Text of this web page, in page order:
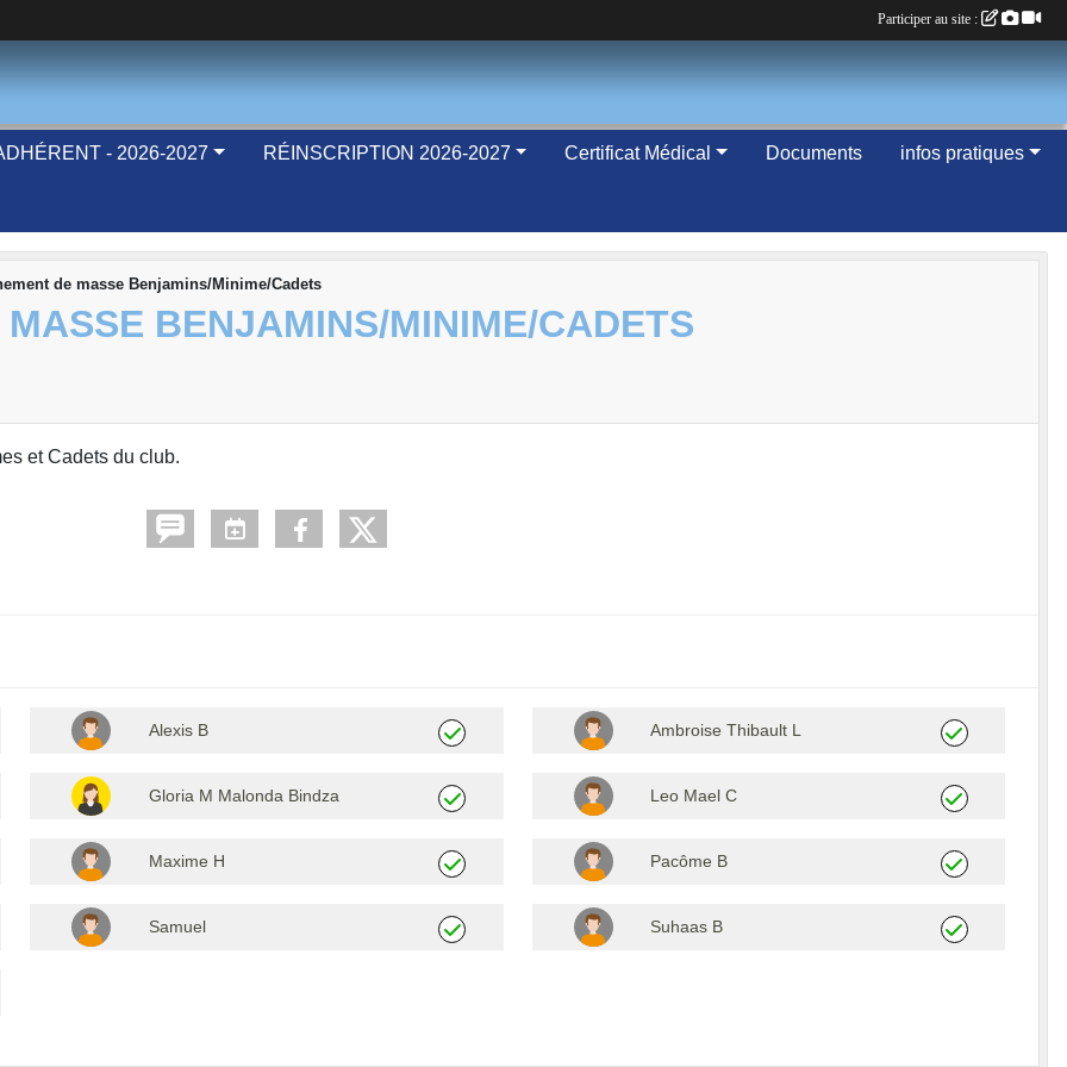
- 2026-2027 RÉINSCRIPTION 2026-2027 Certificat Médical Documents infos pratiques
de masse Benjamins/Minime/Cadets
BENJAMINS/MINIME/CADETS
et Cadets du club.
Alexis B Ambroise Thibault L
Gloria M Malonda Bindza Leo Mael C
Maxime H Pacôme B
Samuel Suhaas B
Participer au site :